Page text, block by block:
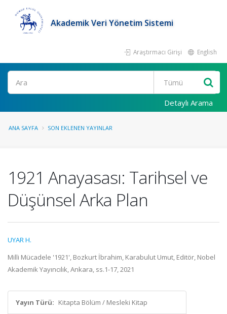
Akademik Veri Yönetim Sistemi
Araştırmacı Girişi English
Ara
Detaylı Arama
ANA SAYFA SON EKLENEN YAYINLAR
1921 Anayasası: Tarihsel ve
Düşünsel Arka Plan
UYAR H.
Milli Mücadele '1921', Bozkurt İbrahim, Karabulut Umut, Editör, Nobel
Akademik Yayıncılık, Ankara, ss.1-17, 2021
Yayın Türü: Kitapta Bölüm / Mesleki Kitap